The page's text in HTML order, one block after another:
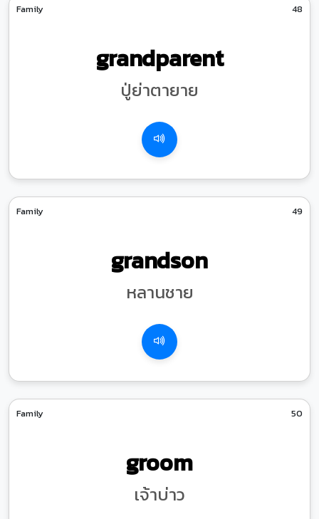
Family 48
grandparent
ปู่ย่าตายาย
Family 49
grandson
หลานชาย
Family 50
groom
เจ้าบ่าว